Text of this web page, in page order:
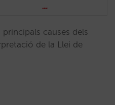
causes dels
de la Llei de